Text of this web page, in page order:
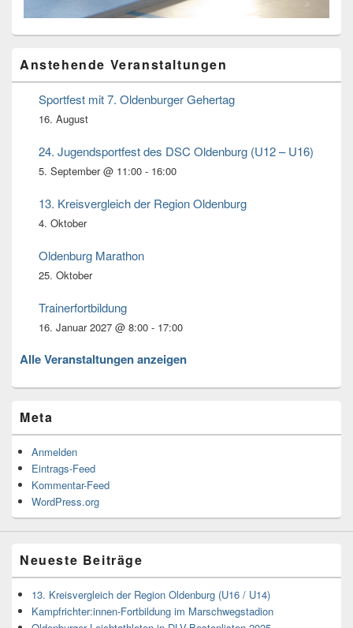
Seitenleisten
Widget-
Bereich
Anstehende Veranstaltungen
Sportfest mit 7. Oldenburger Gehertag
16. August
24. Jugendsportfest des DSC Oldenburg (U12 – U16)
5. September @ 11:00 - 16:00
13. Kreisvergleich der Region Oldenburg
4. Oktober
Oldenburg Marathon
25. Oktober
Trainerfortbildung
16. Januar 2027 @ 8:00 - 17:00
Alle Veranstaltungen anzeigen
Meta
Anmelden
Eintrags-Feed
Kommentar-Feed
WordPress.org
Neueste Beiträge
13. Kreisvergleich der Region Oldenburg (U16 / U14)
Kampfrichter:innen-Fortbildung im Marschwegstadion